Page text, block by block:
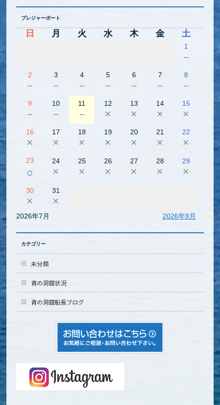
プレジャーボート
日 月 火 水 木 金 土
1
－
2
－
3
－
4
－
5
－
6
－
7
－
8
－
9
－
10
－
11
－
12
×
13
×
14
×
15
×
16
×
17
×
18
×
19
×
20
×
21
×
22
×
23
○
24
×
25
×
26
×
27
×
28
×
29
×
30
×
31
×
2026年7月 2026年9月
カテゴリー
未分類
青の洞窟状況
青の洞窟船長ブログ